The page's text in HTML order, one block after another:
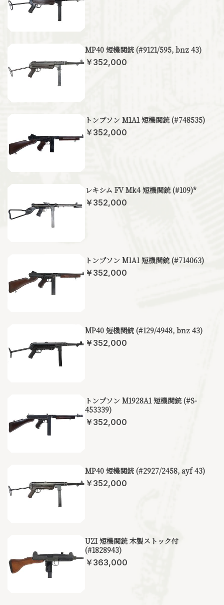
MP40 短機関銃 (#9121/595, bnz 43)
￥352,000
トンプソン M1A1 短機関銃 (#748535)
￥352,000
レキシム FV Mk4 短機関銃 (#109)*
￥352,000
トンプソン M1A1 短機関銃 (#714063)
￥352,000
MP40 短機関銃 (#129/4948, bnz 43)
￥352,000
トンプソン M1928A1 短機関銃 (#S-
453339)
￥352,000
MP40 短機関銃 (#2927/2458, ayf 43)
￥352,000
UZI 短機関銃 木製ストック付
(#1828943)
￥363,000